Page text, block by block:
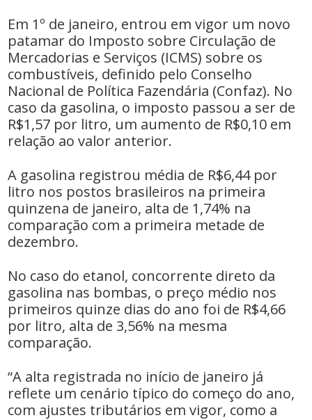
Em 1º de janeiro, entrou em vigor um novo
patamar do Imposto sobre Circulação de
Mercadorias e Serviços (ICMS) sobre os
combustíveis, definido pelo Conselho
Nacional de Política Fazendária (Confaz). No
caso da gasolina, o imposto passou a ser de
R$1,57 por litro, um aumento de R$0,10 em
relação ao valor anterior.
A gasolina registrou média de R$6,44 por
litro nos postos brasileiros na primeira
quinzena de janeiro, alta de 1,74% na
comparação com a primeira metade de
dezembro.
No caso do etanol, concorrente direto da
gasolina nas bombas, o preço médio nos
primeiros quinze dias do ano foi de R$4,66
por litro, alta de 3,56% na mesma
comparação.
“A alta registrada no início de janeiro já
‌reflete um cenário típico do começo do ano,
com ajustes tributários em vigor, como a